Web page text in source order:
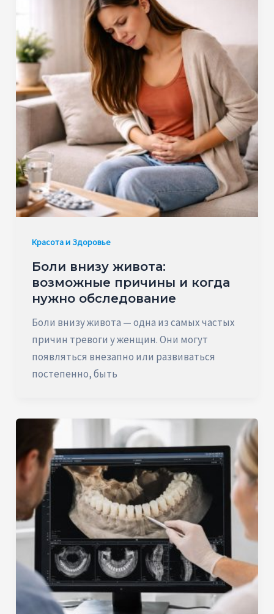
Красота и Здоровье
Боли внизу живота:
возможные причины и когда
нужно обследование
Боли внизу живота — одна из самых частых
причин тревоги у женщин. Они могут
появляться внезапно или развиваться
постепенно, быть